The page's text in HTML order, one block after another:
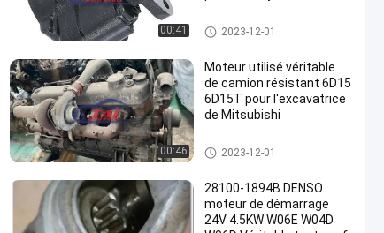
00:41
pompe de direction d'entraîne
ment automobile
2023-12-01
00:46
Moteur utilisé véritable
de camion résistant 6D15
6D15T pour l'excavatrice
de Mitsubishi
Pièces détachées de moteurs
Mitsubishi
2023-12-01
28100-1894B DENSO
moteur de démarrage
24V 4.5KW W06E W04D